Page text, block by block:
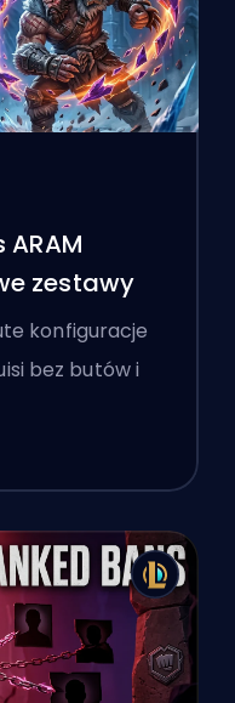
zestawy
konfiguracje
bez butów i